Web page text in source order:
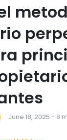
June 18, 2025 - 8